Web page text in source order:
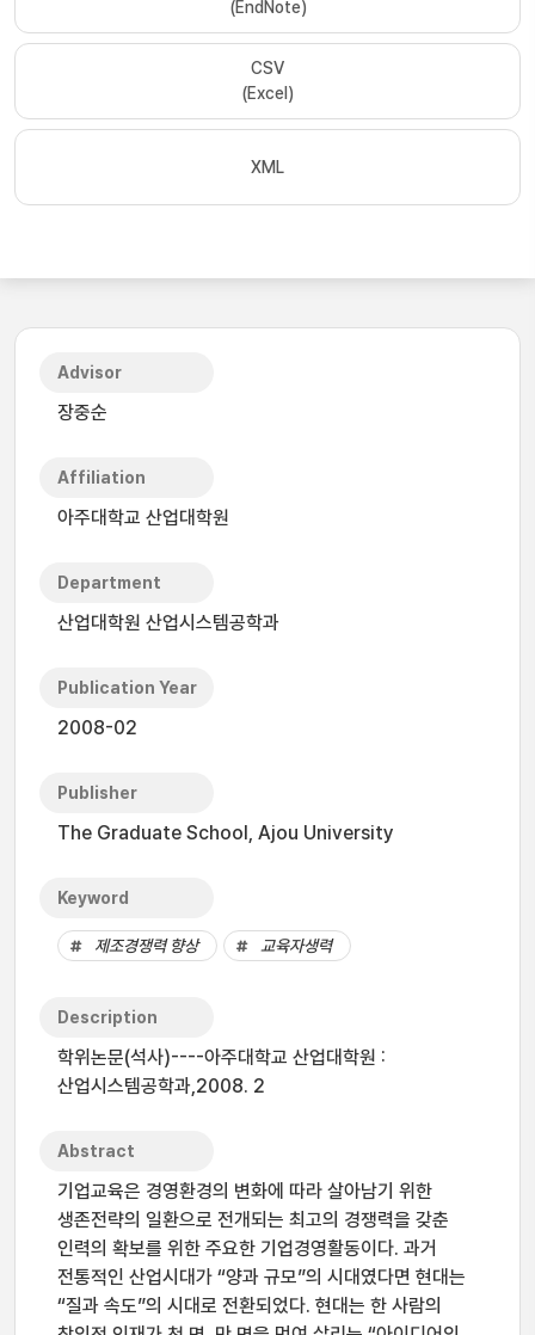
(EndNote)
CSV
(Excel)
XML
Advisor
장중순
Affiliation
아주대학교 산업대학원
Department
산업대학원 산업시스템공학과
Publication Year
2008-02
Publisher
The Graduate School, Ajou University
Keyword
제조경쟁력 향상 교육자생력
Description
학위논문(석사)----아주대학교 산업대학원 :
산업시스템공학과,2008. 2
Abstract
기업교육은 경영환경의 변화에 따라 살아남기 위한
생존전략의 일환으로 전개되는 최고의 경쟁력을 갖춘
인력의 확보를 위한 주요한 기업경영활동이다. 과거
전통적인 산업시대가 “양과 규모”의 시대였다면 현대는
“질과 속도”의 시대로 전환되었다. 현대는 한 사람의